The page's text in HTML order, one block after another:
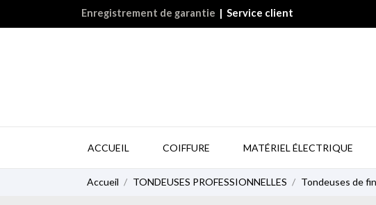
Enregistrement de garantie | Service client
ACCUEIL COIFFURE MATÉRIEL ÉLECTRIQUE
Accueil TONDEUSES PROFESSIONNELLES Tondeuses de